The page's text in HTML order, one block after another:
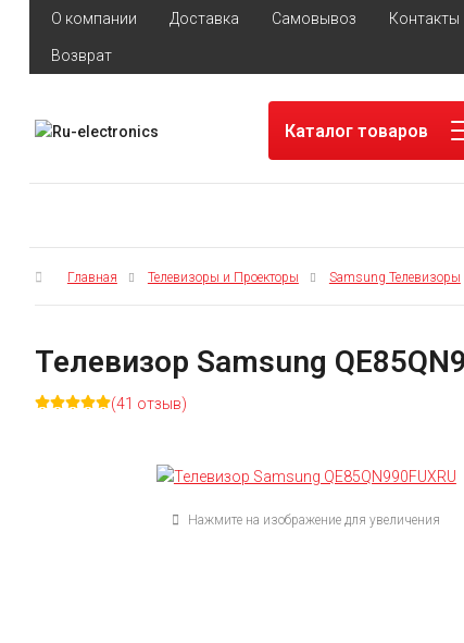
О компании Доставка Самовывоз Контакты
Возврат
Каталог товаров
Главная Телевизоры и Проекторы Samsung Телевизоры
Телевизор Samsung
(41 отзыв)
Нажмите на изображение для увеличения